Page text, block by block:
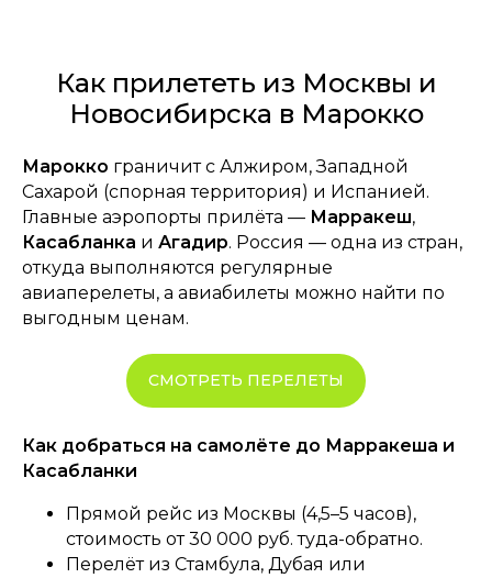
Как прилететь из Москвы и
Новосибирска в Марокко
Марокко граничит с Алжиром, Западной
Сахарой (спорная территория) и Испанией.
Главные аэропорты прилёта — Марракеш,
Касабланка и Агадир. Россия — одна из стран,
откуда выполняются регулярные
авиаперелеты, а авиабилеты можно найти по
выгодным ценам.
СМОТРЕТЬ ПЕРЕЛЕТЫ
Как добраться на самолёте до Марракеша и
Касабланки
Прямой рейс из Москвы (4,5–5 часов),
стоимость от 30 000 руб. туда-обратно.
Перелёт из Стамбула, Дубая или